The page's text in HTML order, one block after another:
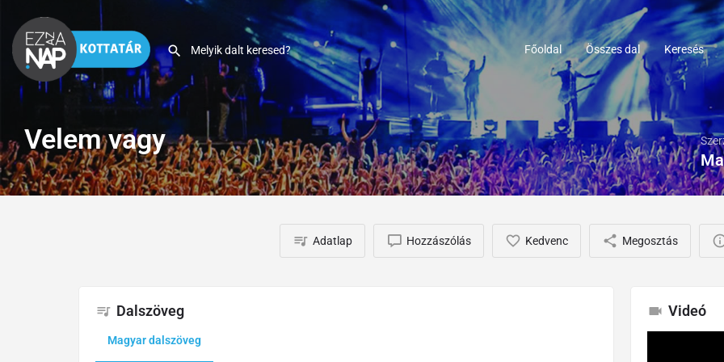
Főoldal Összes dal Keresés
Velem vagy
Adatlap Hozzászólás Kedvenc Megosztás
Dalszöveg
Magyar dalszöveg
Videó